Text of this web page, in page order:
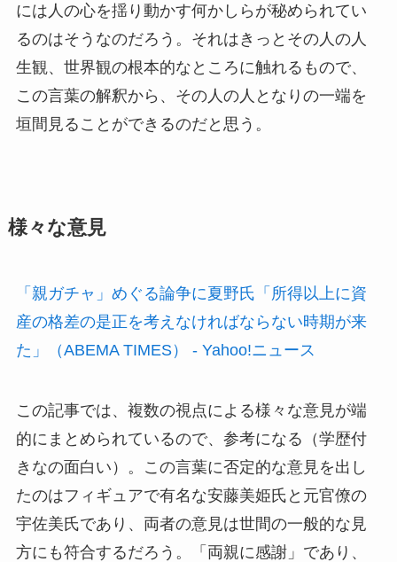
には人の心を揺り動かす何かしらが秘められてい
るのはそうなのだろう。それはきっとその人の人
生観、世界観の根本的なところに触れるもので、
この言葉の解釈から、その人の人となりの一端を
垣間見ることができるのだと思う。
様々な意見
「親ガチャ」めぐる論争に夏野氏「所得以上に資
産の格差の是正を考えなければならない時期が来
た」（ABEMA TIMES） - Yahoo!ニュース
この記事では、複数の視点による様々な意見が端
的にまとめられているので、参考になる（学歴付
きなの面白い）。この言葉に否定的な意見を出し
たのはフィギュアで有名な安藤美姫氏と元官僚の
宇佐美氏であり、両者の意見は世間の一般的な見
方にも符合するだろう。「両親に感謝」であり、